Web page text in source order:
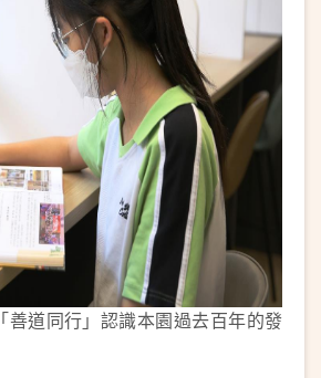
善道同行」認識本園過去百年的發